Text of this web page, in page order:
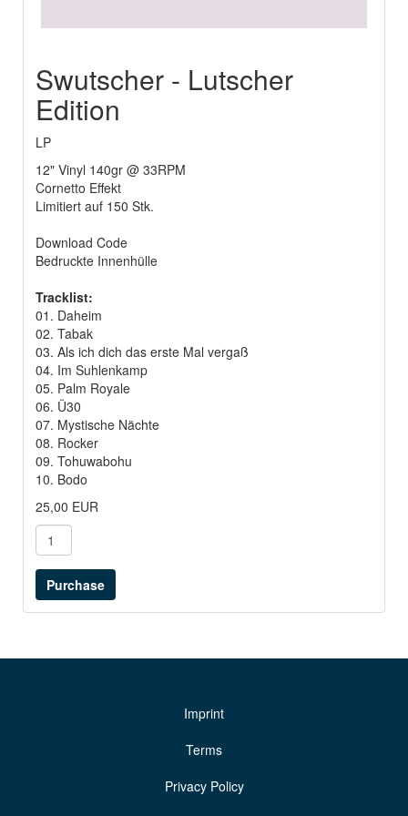
Swutscher - Lutscher
Edition
LP
12" Vinyl 140gr @ 33RPM
Cornetto Effekt
Limitiert auf 150 Stk.
Download Code
Bedruckte Innenhülle
Tracklist:
01. Daheim
02. Tabak
03. Als ich dich das erste Mal vergaß
04. Im Suhlenkamp
05. Palm Royale
06. Ü30
07. Mystische Nächte
08. Rocker
09. Tohuwabohu
10. Bodo
25,00 EUR
Imprint
Terms
Privacy Policy